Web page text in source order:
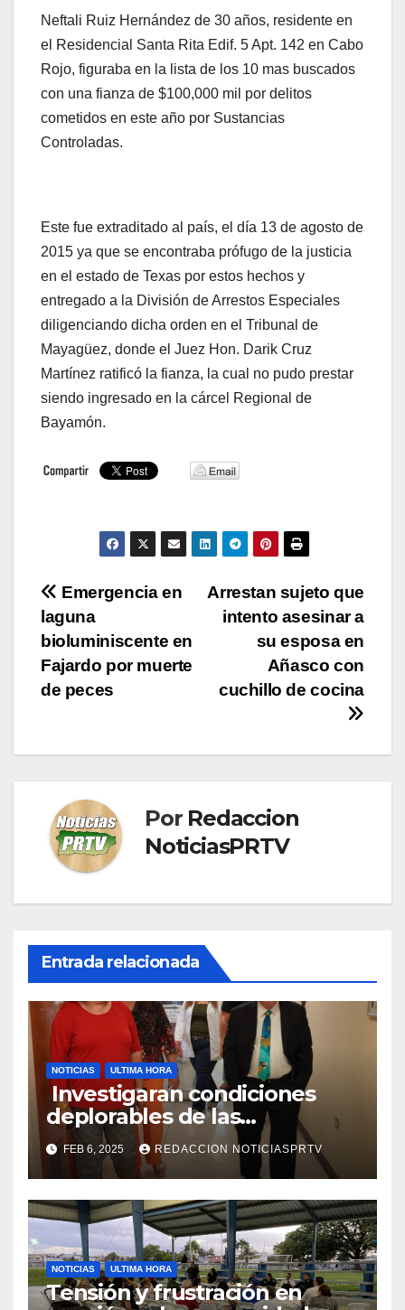
Neftali Ruiz Hernández de 30 años, residente en
el Residencial Santa Rita Edif. 5 Apt. 142 en Cabo
Rojo, figuraba en la lista de los 10 mas buscados
con una fianza de $100,000 mil por delitos
cometidos en este año por Sustancias
Controladas.
Este fue extraditado al país, el día 13 de agosto de
2015 ya que se encontraba prófugo de la justicia
en el estado de Texas por estos hechos y
entregado a la División de Arrestos Especiales
diligenciando dicha orden en el Tribunal de
Mayagüez, donde el Juez Hon. Darik Cruz
Martínez ratificó la fianza, la cual no pudo prestar
siendo ingresado en la cárcel Regional de
Bayamón.
Navegación
de
entradas
Arrestan sujeto que
intento asesinar a
su esposa en
Añasco con
cuchillo de cocina
Emergencia en
laguna
bioluminiscente en
Fajardo por muerte
de peces
Por Redaccion
NoticiasPRTV
Entrada relacionada
NOTICIAS ULTIMA HORA
Investigaran condiciones
deplorables de las
facilidades el Departamento
de la Salud en Mayagüez
FEB 6, 2025 REDACCION NOTICIASPRTV
NOTICIAS ULTIMA HORA
Tensión y frustración en